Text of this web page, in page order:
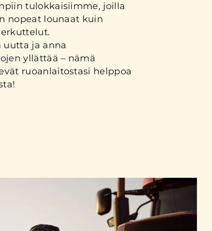
tulokkaisiimme, joilla
nopeat lounaat kuin
uutta ja anna
yllättää – nämä
ruoanlaitostasi helppoa